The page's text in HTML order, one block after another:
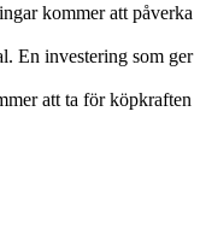
kommer att påverka
En investering som ger
att ta för köpkraften